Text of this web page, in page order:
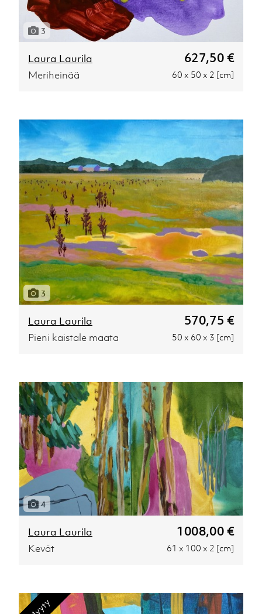
3
Laura Laurila 627,50 €
Meriheinää 60 x 50 x 2 [cm]
3
Laura Laurila 570,75 €
Pieni kaistale maata 50 x 60 x 3 [cm]
4
Laura Laurila 1008,00 €
Kevät 61 x 100 x 2 [cm]